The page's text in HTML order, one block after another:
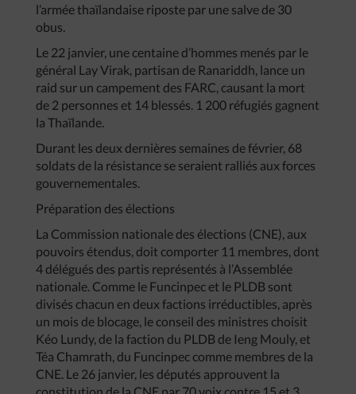
l’armée thaïlandaise riposte par une salve de 30
obus.
Le 22 janvier, une centaine d’hommes menés par le
général Lay Virak, partisan de Ranariddh, lance un
raid sur un campement des FARC, causant la mort
de 2 personnes et 14 blessés. 1 200 réfugiés gagnent
la Thaïlande.
Durant les deux dernières semaines de février, 68
soldats de la résistance se seraient ralliés aux forces
gouvernementales.
Préparation des élections
La Commission nationale des élections (CNE), aux
pouvoirs étendus, doit comporter 11 membres, dont
4 délégués des partis représentés à l’Assemblée
nationale. Comme le Funcinpec et le PLDB sont
divisés chacun en deux factions irréductibles, après
un mois de blocage, le conseil des ministres choisit
Kéo Lundy, de la faction du PLDB de Ieng Mouly, et
Téa Chamrath, du Funcinpec comme membres de la
CNE. Le 26 janvier, les députés approuvent la